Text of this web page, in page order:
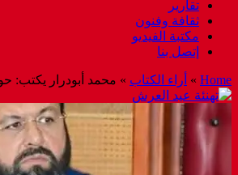
تقارير
ثقافة وفنون
مكتبة الفيديو
إتصل بنا
Home
» أراء الكتاب » محمد أبودرار يكتب: